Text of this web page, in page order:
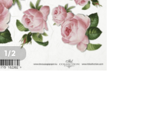
1/2